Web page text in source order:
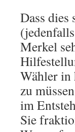
Dass
Merkel
Wähler in
zu
im
Sie